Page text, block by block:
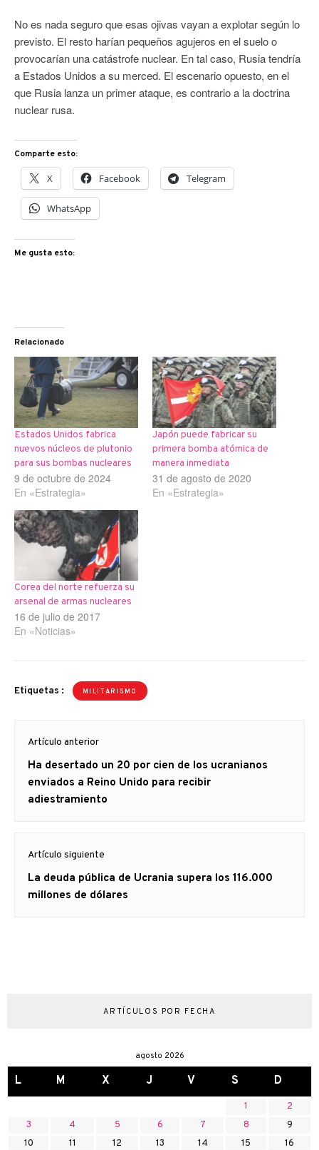
No es nada seguro que esas ojivas vayan a explotar según lo
previsto. El resto harían pequeños agujeros en el suelo o
provocarían una catástrofe nuclear. En tal caso, Rusia tendría
a Estados Unidos a su merced. El escenario opuesto, en el
que Rusia lanza un primer ataque, es contrario a la doctrina
nuclear rusa.
Comparte esto:
X Facebook Telegram
WhatsApp
Me gusta esto:
Relacionado
Estados Unidos fabrica
nuevos núcleos de plutonio
para sus bombas nucleares
9 de octubre de 2024
En «Estrategia»
Japón puede fabricar su
primera bomba atómica de
manera inmediata
31 de agosto de 2020
En «Estrategia»
Corea del norte refuerza su
arsenal de armas nucleares
16 de julio de 2017
En «Noticias»
Etiquetas : MILITARISMO
de
entradas
Artículo anterior
Artículo
anterior
Ha desertado un 20 por cien de los ucranianos
enviados a Reino Unido para recibir
adiestramiento
Artículo siguiente
Artículo
siguiente:
La deuda pública de Ucrania supera los 116.000
millones de dólares
ARTÍCULOS POR FECHA
agosto 2026
L M X J V S D
1
2
3
4 5 6 7 8
9
10
11 12 13 14 15
16